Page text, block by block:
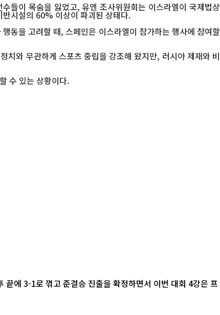
들이 목숨을 잃었고, 유엔 조사위원회는 이스라엘이 국제법상
시설의 60% 이상이 파괴된 상태다.
동을 고려할 때, 스페인은 이스라엘이 참가하는 행사에 참여할
와 무관하게 스포츠 중립을 강조해 왔지만, 러시아 제재와 비
수 있는 상황이다.
에 3-1로 꺾고 준결승 진출을 확정하면서 이번 대회 4강은 프